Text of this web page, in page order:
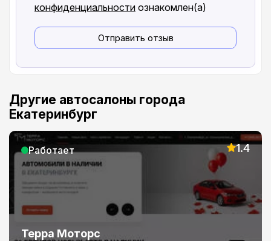
конфиденциальности ознакомлен(а)
Отправить отзыв
Другие автосалоны города
Екатеринбург
Работает 1.4
Терра Моторс